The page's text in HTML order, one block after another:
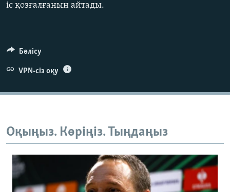
іс қозғалғанын айтады.
Бөлісу
VPN-сіз оқу
Оқыңыз. Көріңіз. Тыңдаңыз